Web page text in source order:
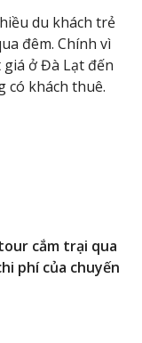
du khách trẻ
đêm. Chính vì
ở Đà Lạt đến
có khách thuê.
cắm trại qua
phí của chuyến